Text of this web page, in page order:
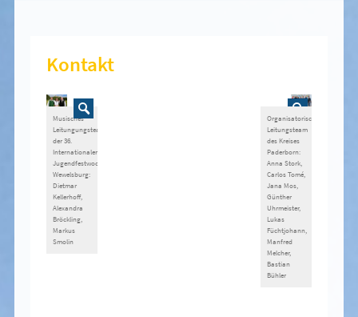
Kontakt
Musisches
Leitungungsteam
der 36.
Internationalen
Jugendfestwoche
Wewelsburg:
Dietmar
Kellerhoff,
Alexandra
Bröckling,
Markus
Smolin
Organisatorisches
Leitungsteam
des Kreises
Paderborn:
Anna Stork,
Carlos Tomé,
Jana Mos,
Günther
Uhrmeister,
Lukas
Füchtjohann,
Manfred
Melcher,
Bastian
Bühler